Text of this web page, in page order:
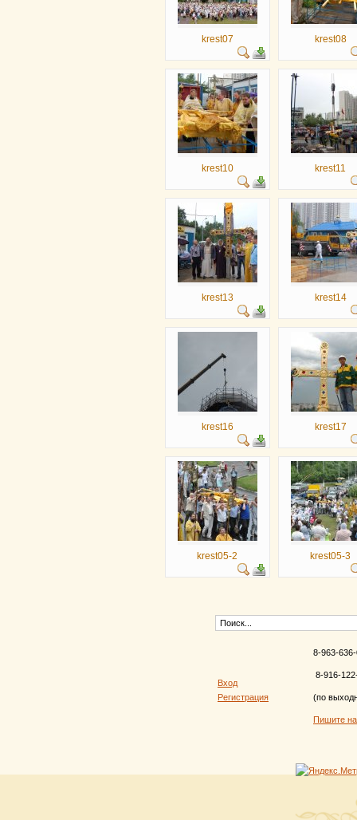
krest07 krest08
krest10 krest11
krest13 krest14
krest16 krest17
krest05-2 krest05-3
Вход
Регистрация
8-963-
8-916-
(по
Пишите